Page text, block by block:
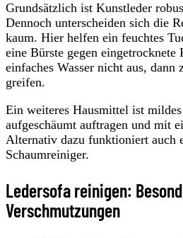
Grundsätzlich ist Kunstleder
Dennoch unterscheiden sich die
kaum. Hier helfen ein feuchtes
eine Bürste gegen eingetrocknete
einfaches Wasser nicht aus, dann
greifen.
Ein weiteres Hausmittel ist
aufgeschäumt auftragen und mit
Alternativ dazu funktioniert auch
Schaumreiniger.
Ledersofa reinigen:
Verschmutzungen